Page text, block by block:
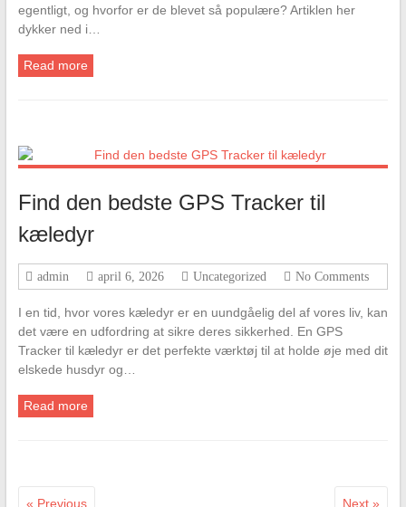
egentligt, og hvorfor er de blevet så populære? Artiklen her
dykker ned i…
Read more
Find den bedste GPS Tracker til
kæledyr
admin april 6, 2026 Uncategorized No Comments
I en tid, hvor vores kæledyr er en uundgåelig del af vores liv, kan
det være en udfordring at sikre deres sikkerhed. En GPS
Tracker til kæledyr er det perfekte værktøj til at holde øje med dit
elskede husdyr og…
Read more
« Previous Next »